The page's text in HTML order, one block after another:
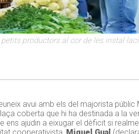
productors al cor de les
avui amb els del majorista
coberta que hi ha destinada a la
ens ajudin a eixugar el dèficit si